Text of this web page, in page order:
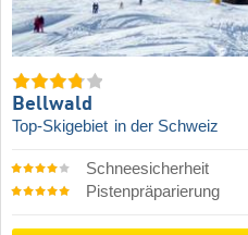
Bellwald
Top-Skigebiet in der Schweiz
Schneesicherheit
Pistenpräparierung